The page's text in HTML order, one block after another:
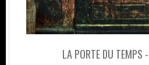
LA PORTE DU TEMPS